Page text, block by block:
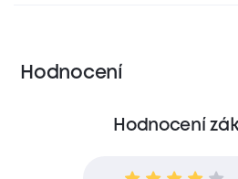
Hodnocení
Hodnocení